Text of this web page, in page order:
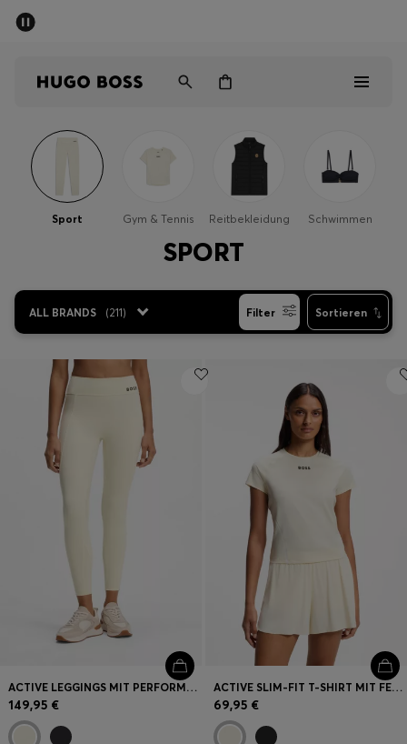
Herren
Damen
Geschenke
Entdecken
Sale
Login / Jetzt registrieren
Favorit (
FAQ & Hilfe
Store Locator
Sprache (DE €
Sport Gym & Tennis Reitbekleidung Schwimmen
SPORT
ALL BRANDS (211) Filter Sortieren
ACTIVE LEGGINGS MIT PERFORMANCE-STRETCH UND FEUCHTIGKEITSMANAGEMENT
149,95 €
ACTIVE SLIM-FIT T-SHIRT MIT FEUCHTIGKEITSABLEITENDEN EIGENSCHAFTEN
69,95 €